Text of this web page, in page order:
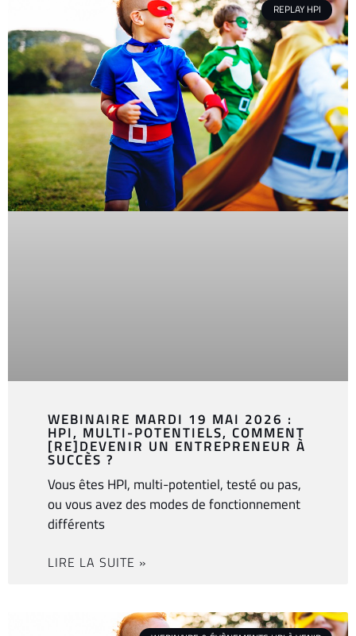
REPLAY HPI
WEBINAIRE MARDI 19 MAI 2026 :
HPI, MULTI-POTENTIELS, COMMENT
[RE]DEVENIR UN ENTREPRENEUR À
SUCCÈS ?
Vous êtes HPI, multi-potentiel, testé ou pas,
ou vous avez des modes de fonctionnement
différents
LIRE LA SUITE »